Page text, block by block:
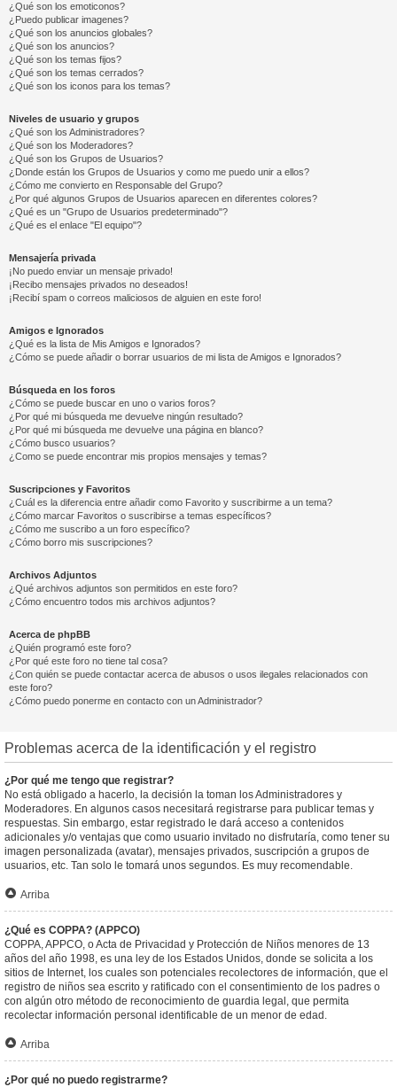
¿Qué son los emoticonos?
¿Puedo publicar imagenes?
¿Qué son los anuncios globales?
¿Qué son los anuncios?
¿Qué son los temas fijos?
¿Qué son los temas cerrados?
¿Qué son los iconos para los temas?
Niveles de usuario y grupos
¿Qué son los Administradores?
¿Qué son los Moderadores?
¿Qué son los Grupos de Usuarios?
¿Donde están los Grupos de Usuarios y como me puedo unir a ellos?
¿Cómo me convierto en Responsable del Grupo?
¿Por qué algunos Grupos de Usuarios aparecen en diferentes colores?
¿Qué es un "Grupo de Usuarios predeterminado"?
¿Qué es el enlace "El equipo"?
Mensajería privada
¡No puedo enviar un mensaje privado!
¡Recibo mensajes privados no deseados!
¡Recibí spam o correos maliciosos de alguien en este foro!
Amigos e Ignorados
¿Qué es la lista de Mis Amigos e Ignorados?
¿Cómo se puede añadir o borrar usuarios de mi lista de Amigos e Ignorados?
Búsqueda en los foros
¿Cómo se puede buscar en uno o varios foros?
¿Por qué mi búsqueda me devuelve ningún resultado?
¿Por qué mi búsqueda me devuelve una página en blanco?
¿Cómo busco usuarios?
¿Como se puede encontrar mis propios mensajes y temas?
Suscripciones y Favoritos
¿Cuál es la diferencia entre añadir como Favorito y suscribirme a un tema?
¿Cómo marcar Favoritos o suscribirse a temas específicos?
¿Cómo me suscribo a un foro específico?
¿Cómo borro mis suscripciones?
Archivos Adjuntos
¿Qué archivos adjuntos son permitidos en este foro?
¿Cómo encuentro todos mis archivos adjuntos?
Acerca de phpBB
¿Quién programó este foro?
¿Por qué este foro no tiene tal cosa?
¿Con quién se puede contactar acerca de abusos o usos ilegales relacionados con
este foro?
¿Cómo puedo ponerme en contacto con un Administrador?
Problemas acerca de la identificación y el registro
¿Por qué me tengo que registrar?
No está obligado a hacerlo, la decisión la toman los Administradores y
Moderadores. En algunos casos necesitará registrarse para publicar temas y
respuestas. Sin embargo, estar registrado le dará acceso a contenidos
adicionales y/o ventajas que como usuario invitado no disfrutaría, como tener su
imagen personalizada (avatar), mensajes privados, suscripción a grupos de
usuarios, etc. Tan solo le tomará unos segundos. Es muy recomendable.
Arriba
¿Qué es COPPA? (APPCO)
COPPA, APPCO, o Acta de Privacidad y Protección de Niños menores de 13
años del año 1998, es una ley de los Estados Unidos, donde se solicita a los
sitios de Internet, los cuales son potenciales recolectores de información, que el
registro de niños sea escrito y ratificado con el consentimiento de los padres o
con algún otro método de reconocimiento de guardia legal, que permita
recolectar información personal identificable de un menor de edad.
Arriba
¿Por qué no puedo registrarme?